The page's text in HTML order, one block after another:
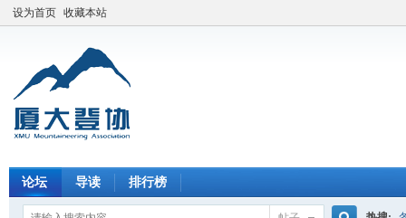
设为首页 收藏本站
论坛 导读 排行榜